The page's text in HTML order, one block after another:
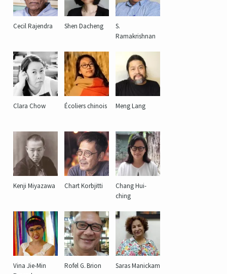
Cecil Rajendra Shen Dacheng
S.
Ramakrishnan
Clara Chow Écoliers chinois Meng Lang
Kenji Miyazawa Chart Korbjitti
Chang Hui-
ching
Vina Jie-Min
Rofel G. Brion Saras Manickam